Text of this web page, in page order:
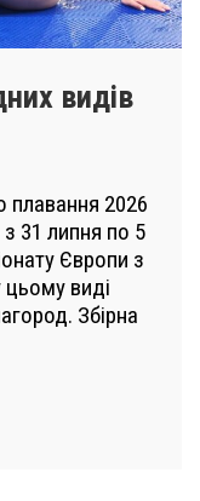
видів
плавання 2026
31 липня по 5
Європи з
цьому виді
Збірна